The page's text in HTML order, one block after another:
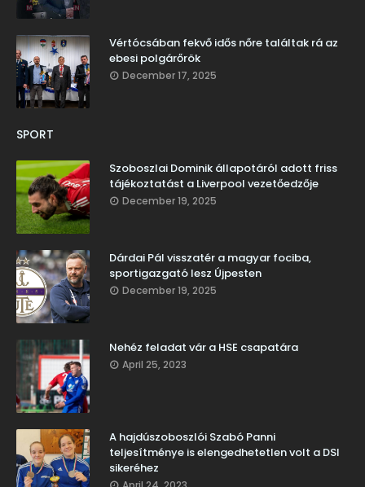
Vértócsában fekvő idős nőre találtak rá az
ebesi polgárőrök
December 17, 2025
SPORT
Szoboszlai Dominik állapotáról adott friss
tájékoztatást a Liverpool vezetőedzője
December 19, 2025
Dárdai Pál visszatér a magyar fociba,
sportigazgató lesz Újpesten
December 19, 2025
Nehéz feladat vár a HSE csapatára
April 25, 2023
A hajdúszoboszlói Szabó Panni
teljesítménye is elengedhetetlen volt a DSI
sikeréhez